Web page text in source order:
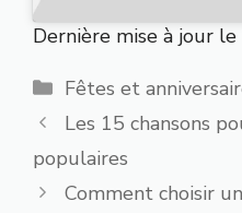
Dernière mise à jour
Catégories
Fêtes et
Les 15 chansons
populaires
Comment choisir